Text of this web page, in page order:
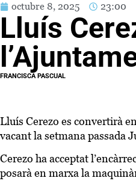
octubre 8, 2025 23:00
Lluís
FRANCISCA PASCUAL
Lluís Cerezo es convertirà
vacant la setmana passada
Cerezo ha acceptat
posarà en marxa la